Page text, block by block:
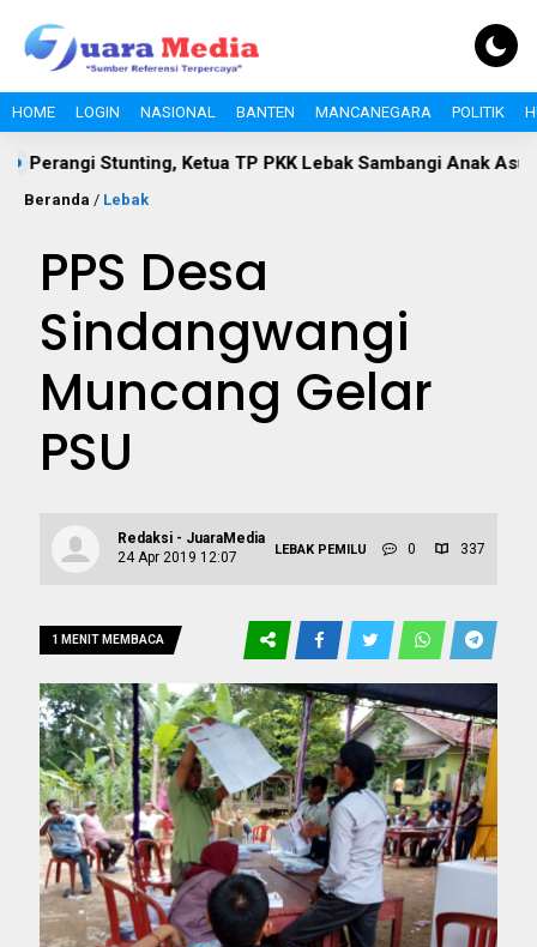
HOME LOGIN NASIONAL BANTEN MANCANEGARA POLITIK
Stunting, Ketua TP PKK Lebak Sambangi Anak Asuh di
Beranda / Lebak
PPS Desa
Sindangwangi
Muncang Gelar
PSU
Redaksi - JuaraMedia
24 Apr 2019 12:07
LEBAK PEMILU 0 337
1 MENIT MEMBACA